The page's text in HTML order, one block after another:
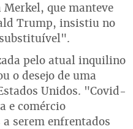
Merkel, que manteve
Trump, insistiu no
pelo atual inquilino
o desejo de uma
Unidos. "Covid-
e comércio
serem enfrentados